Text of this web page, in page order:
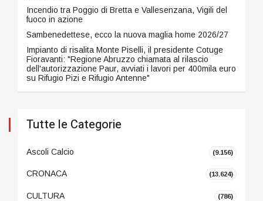
Incendio tra Poggio di Bretta e Vallesenzana, Vigili del
fuoco in azione
Sambenedettese, ecco la nuova maglia home 2026/27
Impianto di risalita Monte Piselli, il presidente Cotuge
Fioravanti: "Regione Abruzzo chiamata al rilascio
dell'autorizzazione Paur, avviati i lavori per 400mila euro
su Rifugio Pizi e Rifugio Antenne"
Tutte le Categorie
Ascoli Calcio (9.156)
CRONACA (13.624)
CULTURA (786)